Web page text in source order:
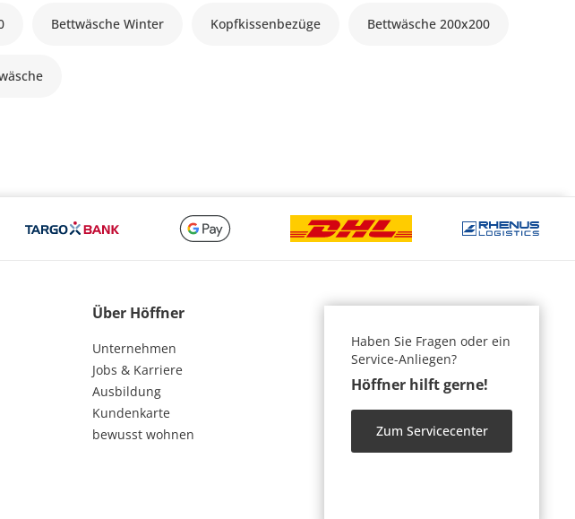
Bettwäsche Winter Kopfkissenbezüge Bettwäsche 200x200
Über Höffner
Unternehmen
Jobs & Karriere
Ausbildung
Kundenkarte
bewusst wohnen
Haben Sie Fragen oder ein
Service-Anliegen?
Höffner hilft gerne!
Zum Servicecenter